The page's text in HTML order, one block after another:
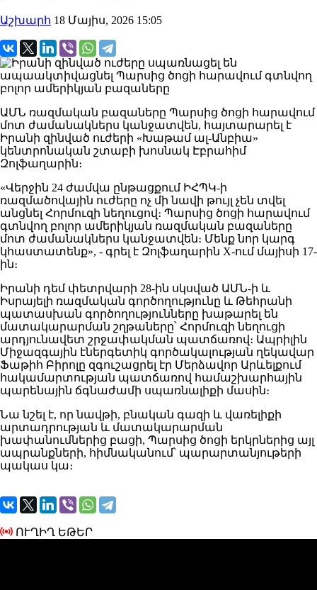
Աշխարհ 18 Մայիս, 2026 15:05
ԱՄՆ ռազմական բազաները Պարսից ծոցի հարավում
մոտ ժամանակներս կանջատվեն, հայտարարել է
Իրանի զինված ուժերի «Խաթամ ​​ալ-Անբիա»
կենտրոնական շտաբի խոսնակ Էբրահիմ
Զոլֆաղարին։
«Վերջին 24 ժամվա ընթացքում ԻՀՊԿ-ի
ռազմածովային ուժերը ոչ մի նավի թույլ չեն տվել
անցնել Հորմուզի նեղուցով։ Պարսից ծոցի հարավում
գտնվող բոլոր ամերիկյան ռազմական բազաները
մոտ ժամանակներս կանջատվեն։ Մենք նոր կարգ
կհաստատենք», - գրել է Զոլֆաղարին X-ում մայիսի 17-
ին։
Իրանի դեմ փետրվարի 28-ին սկսված ԱՄՆ-ի և
Իսրայելի ռազմական գործողությունը և Թեհրանի
պատասխան գործողությունները խաթարել են
մատակարարման շղթաները՝ Հորմուզի նեղուցի
արդյունավետ շրջափակման պատճառով։ Ապրիլին
Միջազգային էներգետիկ գործակալության ղեկավար
Ֆաթիհ Բիրոլը զգուշացրել էր Մերձավոր Արևելքում
հակամարտության պատճառով համաշխարհային
պարենային ճգնաժամի սպառնալիքի մասին։
Նա նշել է, որ նավթի, բնական գազի և վառելիքի
արտադրության և մատակարարման
խափանումներից բացի, Պարսից ծոցի երկրներից այլ
ապրանքների, հիմնականում՝ պարարտանյութերի
պակաս կա։
ՈՒՂԻՂ ԵԹԵՐ